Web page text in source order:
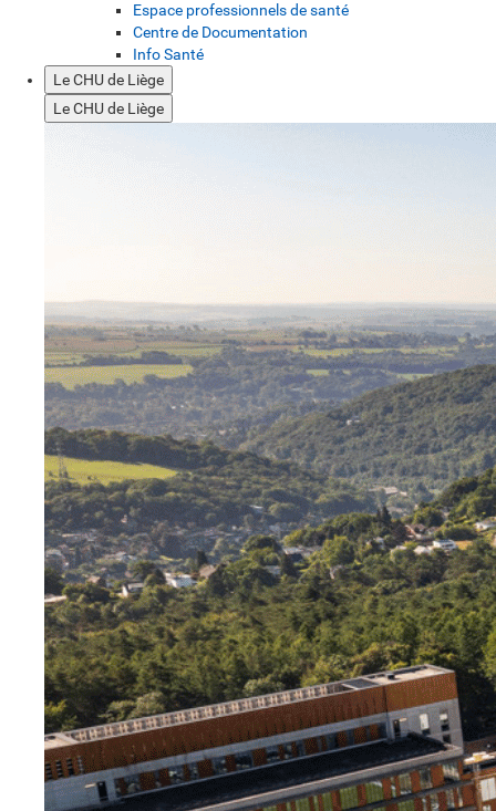
Espace professionnels de santé
Centre de Documentation
Info Santé
Le CHU de Liège
Le CHU de Liège